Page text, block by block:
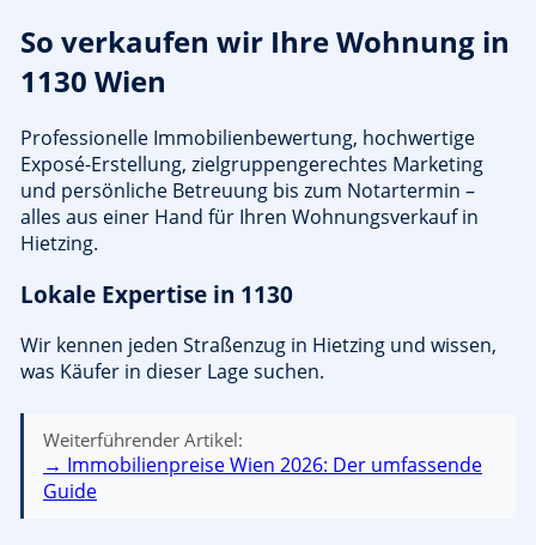
So verkaufen wir Ihre Wohnung in
1130 Wien
Professionelle Immobilienbewertung, hochwertige
Exposé-Erstellung, zielgruppengerechtes Marketing
und persönliche Betreuung bis zum Notartermin –
alles aus einer Hand für Ihren Wohnungsverkauf in
Hietzing.
Lokale Expertise in 1130
Wir kennen jeden Straßenzug in Hietzing und wissen,
was Käufer in dieser Lage suchen.
Weiterführender Artikel:
→ Immobilienpreise Wien 2026: Der umfassende
Guide